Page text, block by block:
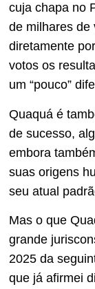
cuja chapa no
de milhares de
diretamente
votos os
um “pouco”
Quaquá é
de sucesso,
embora
suas origens
seu atual
Mas o que
grande
2025 da
que já afirmei